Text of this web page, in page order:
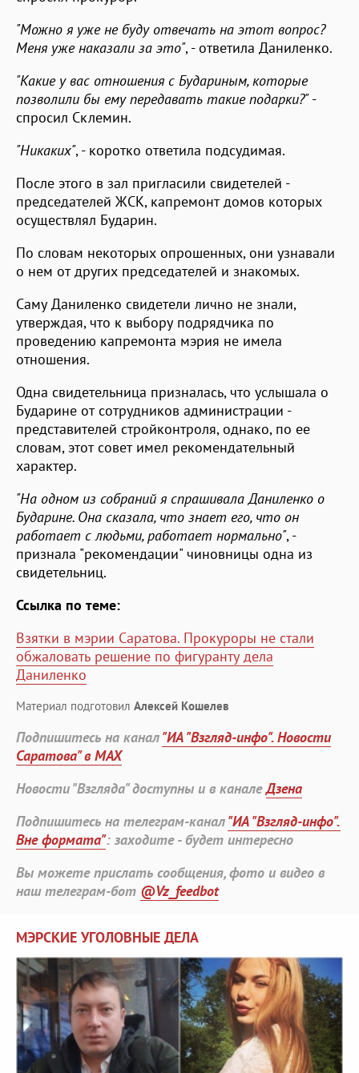
"Можно я уже не буду отвечать на этот вопрос?
Меня уже наказали за это", - ответила Даниленко.
"Какие у вас отношения с Будариным, которые
позволили бы ему передавать такие подарки?"-
спросил Склемин.
"Никаких", - коротко ответила подсудимая.
После этого в зал пригласили свидетелей -
председателей ЖСК, капремонт домов которых
осуществлял Бударин.
По словам некоторых опрошенных, они узнавали
о нем от других председателей и знакомых.
Саму Даниленко свидетели лично не знали,
утверждая, что к выбору подрядчика по
проведению капремонта мэрия не имела
отношения.
Одна свидетельница призналась, что услышала о
Бударине от сотрудников администрации -
представителей стройконтроля, однако, по ее
словам, этот совет имел рекомендательный
характер.
"На одном из собраний я спрашивала Даниленко о
Бударине. Она сказала, что знает его, что он
работает с людьми, работает нормально", -
признала "рекомендации" чиновницы одна из
свидетельниц.
Ссылка по теме:
Взятки в мэрии Саратова. Прокуроры не стали
обжаловать решение по фигуранту дела
Даниленко
Материал подготовил Алексей Кошелев
Подпишитесь на канал"ИА "Взгляд-инфо". Новости
Саратова" в MAX
Новости "Взгляда" доступны и в каналеДзена
Подпишитесь на телеграм-канал"ИА "Взгляд-инфо".
Вне формата": заходите - будет интересно
Вы можете прислать сообщения, фото и видео в
наш телеграм-бот @Vz_feedbot
МЭРСКИЕ УГОЛОВНЫЕ ДЕЛА